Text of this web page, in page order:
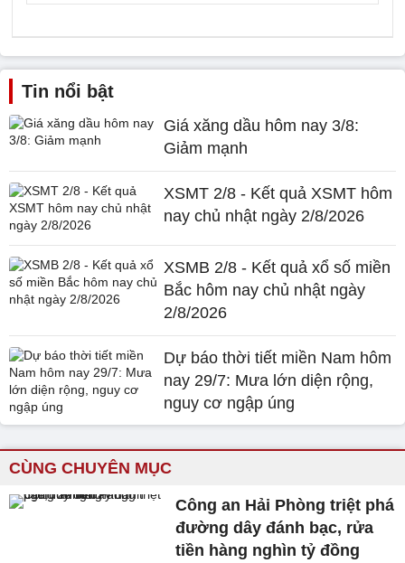
Tin nổi bật
Giá xăng dầu hôm nay 3/8:
Giảm mạnh
XSMT 2/8 - Kết quả XSMT hôm
nay chủ nhật ngày 2/8/2026
XSMB 2/8 - Kết quả xổ số miền
Bắc hôm nay chủ nhật ngày
2/8/2026
Dự báo thời tiết miền Nam hôm
nay 29/7: Mưa lớn diện rộng,
nguy cơ ngập úng
CÙNG CHUYÊN MỤC
Công an Hải Phòng triệt phá
đường dây đánh bạc, rửa
tiền hàng nghìn tỷ đồng